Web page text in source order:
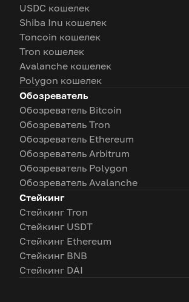
USDC кошелек
Shiba Inu кошелек
Toncoin кошелек
Tron кошелек
Avalanche кошелек
Polygon кошелек
Обозреватель
Обозреватель Bitcoin
Обозреватель Tron
Обозреватель Ethereum
Обозреватель Arbitrum
Обозреватель Polygon
Обозреватель Avalanche
Стейкинг
Стейкинг Tron
Стейкинг USDT
Стейкинг Ethereum
Стейкинг BNB
Стейкинг DAI